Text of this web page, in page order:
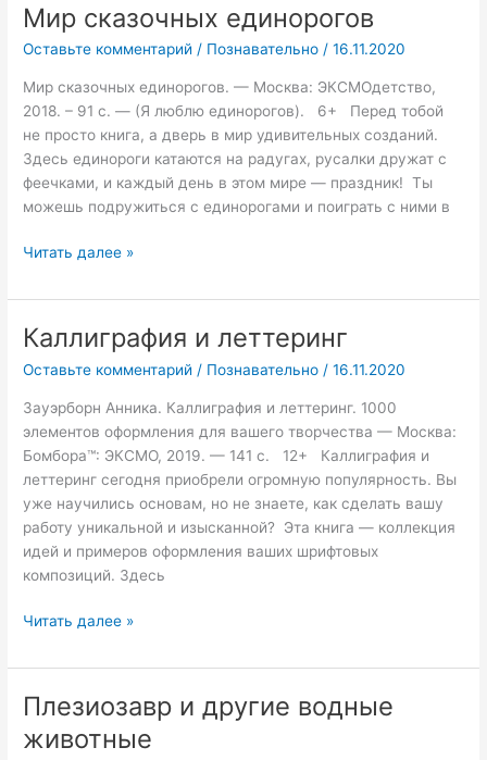
Мир сказочных единорогов
Оставьте комментарий / Познавательно /16.11.2020
Мир сказочных единорогов. — Москва: ЭКСМОдетство,
2018. – 91 с. — (Я люблю единорогов). 6+ Перед тобой
не просто книга, а дверь в мир удивительных созданий.
Здесь единороги катаются на радугах, русалки дружат с
феечками, и каждый день в этом мире — праздник! Ты
можешь подружиться с единорогами и поиграть с ними в
Мир
сказочных
единорогов
Читать далее »
Каллиграфия и леттеринг
Оставьте комментарий / Познавательно /16.11.2020
Зауэрборн Анника. Каллиграфия и леттеринг. 1000
элементов оформления для вашего творчества — Москва:
Бомбора™: ЭКСМО, 2019. — 141 с. 12+ Каллиграфия и
леттеринг сегодня приобрели огромную популярность. Вы
уже научились основам, но не знаете, как сделать вашу
работу уникальной и изысканной? Эта книга — коллекция
идей и примеров оформления ваших шрифтовых
композиций. Здесь
Каллиграфия
леттеринг
Читать далее »
Плезиозавр и другие водные
животные
Плезиозавр
другие